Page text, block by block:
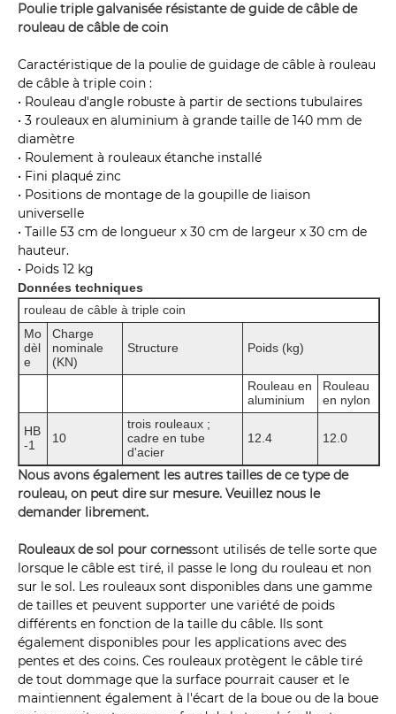
Poulie triple galvanisée résistante de guide de câble de
rouleau de câble de coin
Caractéristique de la poulie de guidage de câble à rouleau
de câble à triple coin :
• Rouleau d'angle robuste à partir de sections tubulaires
• 3 rouleaux en aluminium à grande taille de 140 mm de
diamètre
• Roulement à rouleaux étanche installé
• Fini plaqué zinc
• Positions de montage de la goupille de liaison
universelle
• Taille 53 cm de longueur x 30 cm de largeur x 30 cm de
hauteur.
• Poids 12 kg
Données techniques
rouleau de câble à triple coin
Mo
dèl
e
Charge
nominale
(KN)
Structure Poids (kg)
Rouleau en
aluminium
Rouleau
en nylon
HB
-1
10
trois rouleaux ;
cadre en tube
d'acier
12.4 12.0
Nous avons également les autres tailles de ce type de
rouleau, on peut dire sur mesure. Veuillez nous le
demander librement.
Rouleaux de sol pour cornessont utilisés de telle sorte que
lorsque le câble est tiré, il passe le long du rouleau et non
sur le sol. Les rouleaux sont disponibles dans une gamme
de tailles et peuvent supporter une variété de poids
différents en fonction de la taille du câble. Ils sont
également disponibles pour les applications avec des
pentes et des coins. Ces rouleaux protègent le câble tiré
de tout dommage que la surface pourrait causer et le
maintiennent également à l'écart de la boue ou de la boue